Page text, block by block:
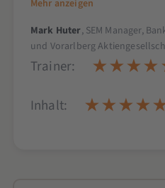
Mehr anzeigen
Mark Huter, SEM Manager,
und Vorarlberg
Trainer:
Inhalt: